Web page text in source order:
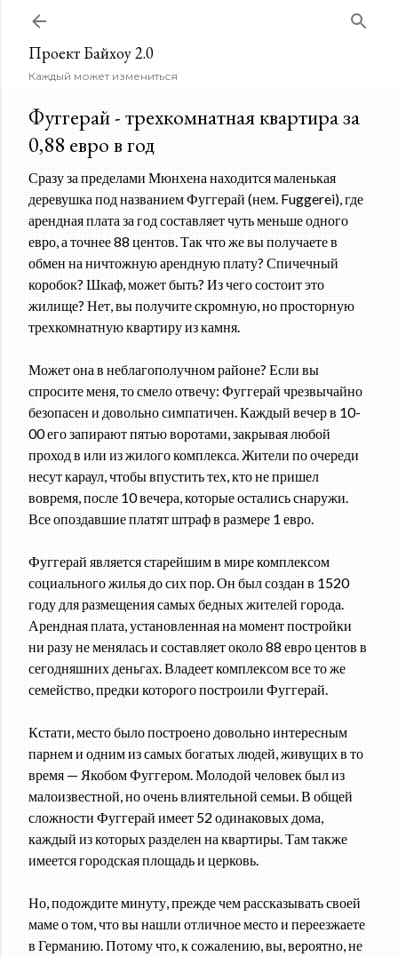
Проект Байхоу 2.0
Каждый может измениться
Фуггерай - трехкомнатная квартира за
0,88 евро в год
Сразу за пределами Мюнхена находится маленькая
деревушка под названием Фуггерай (нем. Fuggerei), где
арендная плата за год составляет чуть меньше одного
евро, а точнее 88 центов. Так что же вы получаете в
обмен на ничтожную арендную плату? Спичечный
коробок? Шкаф, может быть? Из чего состоит это
жилище? Нет, вы получите скромную, но просторную
трехкомнатную квартиру из камня.
Может она в неблагополучном районе? Если вы
спросите меня, то смело отвечу: Фуггерай чрезвычайно
безопасен и довольно симпатичен. Каждый вечер в 10-
00 его запирают пятью воротами, закрывая любой
проход в или из жилого комплекса. Жители по очереди
несут караул, чтобы впустить тех, кто не пришел
вовремя, после 10 вечера, которые остались снаружи.
Все опоздавшие платят штраф в размере 1 евро.
Фуггерай является старейшим в мире комплексом
социального жилья до сих пор. Он был создан в 1520
году для размещения самых бедных жителей города.
Арендная плата, установленная на момент постройки
ни разу не менялась и составляет около 88 евро центов в
сегодняшних деньгах. Владеет комплексом все то же
семейство, предки которого построили Фуггерай.
Кстати, место было построено довольно интересным
парнем и одним из самых богатых людей, живущих в то
время — Якобом Фуггером. Молодой человек был из
малоизвестной, но очень влиятельной семьи. В общей
сложности Фуггерай имеет 52 одинаковых дома,
каждый из которых разделен на квартиры. Там также
имеется городская площадь и церковь.
Но, подождите минуту, прежде чем рассказывать своей
маме о том, что вы нашли отличное место и переезжаете
в Германию. Потому что, к сожалению, вы, вероятно, не